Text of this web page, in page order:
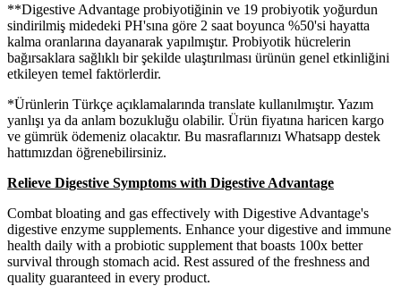
**Digestive Advantage probiyotiğinin ve 19 probiyotik yoğurdun
sindirilmiş midedeki PH'sına göre 2 saat boyunca %50'si hayatta
kalma oranlarına dayanarak yapılmıştır. Probiyotik hücrelerin
bağırsaklara sağlıklı bir şekilde ulaştırılması ürünün genel etkinliğini
etkileyen temel faktörlerdir.
*Ürünlerin Türkçe açıklamalarında translate kullanılmıştır. Yazım
yanlışı ya da anlam bozukluğu olabilir. Ürün fiyatına haricen kargo
ve gümrük ödemeniz olacaktır. Bu masraflarınızı Whatsapp destek
hattımızdan öğrenebilirsiniz.
Relieve Digestive Symptoms with Digestive Advantage
Combat bloating and gas effectively with Digestive Advantage's
digestive enzyme supplements. Enhance your digestive and immune
health daily with a probiotic supplement that boasts 100x better
survival through stomach acid. Rest assured of the freshness and
quality guaranteed in every product.